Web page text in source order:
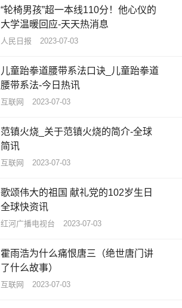
“轮椅男孩”超一本线110分！他心仪的
大学温暖回应-天天热消息
人民日报 2023-07-03
儿童跆拳道腰带系法口诀_儿童跆拳道
腰带系法-今日热讯
互联网 2023-07-03
范镇火烧_关于范镇火烧的简介-全球
简讯
互联网 2023-07-03
歌颂伟大的祖国 献礼党的102岁生日
全球快资讯
红河广播电视台 2023-07-03
霍雨浩为什么痛恨唐三（绝世唐门讲
了什么故事）
互联网 2023-07-03